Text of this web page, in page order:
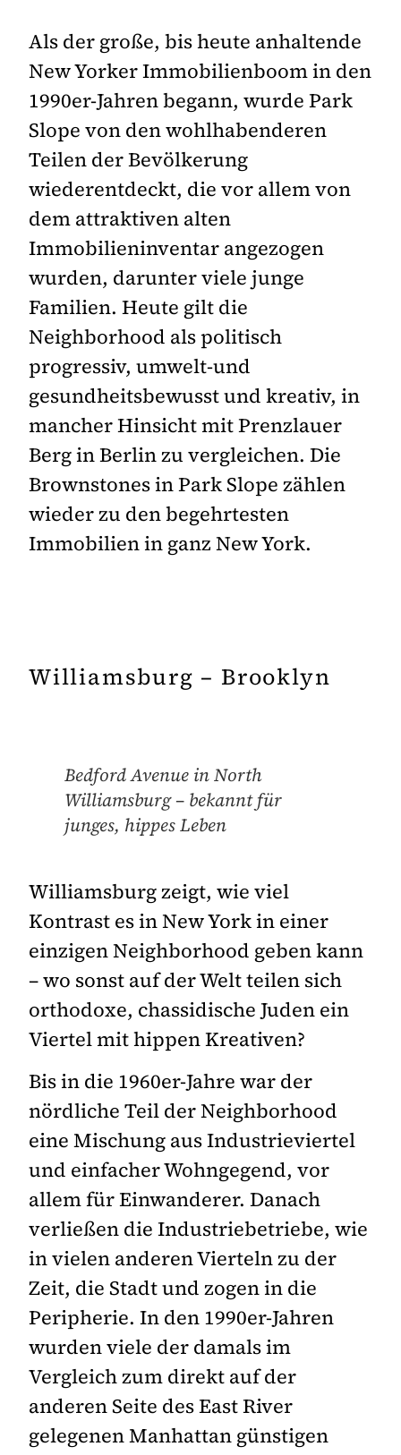
Als der große, bis heute anhaltende
New Yorker Immobilienboom in den
1990er-Jahren begann, wurde Park
Slope von den wohlhabenderen
Teilen der Bevölkerung
wiederentdeckt, die vor allem von
dem attraktiven alten
Immobilieninventar angezogen
wurden, darunter viele junge
Familien. Heute gilt die
Neighborhood als politisch
progressiv, umwelt-und
gesundheitsbewusst und kreativ, in
mancher Hinsicht mit Prenzlauer
Berg in Berlin zu vergleichen. Die
Brownstones in Park Slope zählen
wieder zu den begehrtesten
Immobilien in ganz New York.
Williamsburg – Brooklyn
Bedford Avenue in North
Williamsburg – bekannt für
junges, hippes Leben
Williamsburg zeigt, wie viel
Kontrast es in New York in einer
einzigen Neighborhood geben kann
– wo sonst auf der Welt teilen sich
orthodoxe, chassidische Juden ein
Viertel mit hippen Kreativen?
Bis in die 1960er-Jahre war der
nördliche Teil der Neighborhood
eine Mischung aus Industrieviertel
und einfacher Wohngegend, vor
allem für Einwanderer. Danach
verließen die Industriebetriebe, wie
in vielen anderen Vierteln zu der
Zeit, die Stadt und zogen in die
Peripherie. In den 1990er-Jahren
wurden viele der damals im
Vergleich zum direkt auf der
anderen Seite des East River
gelegenen Manhattan günstigen